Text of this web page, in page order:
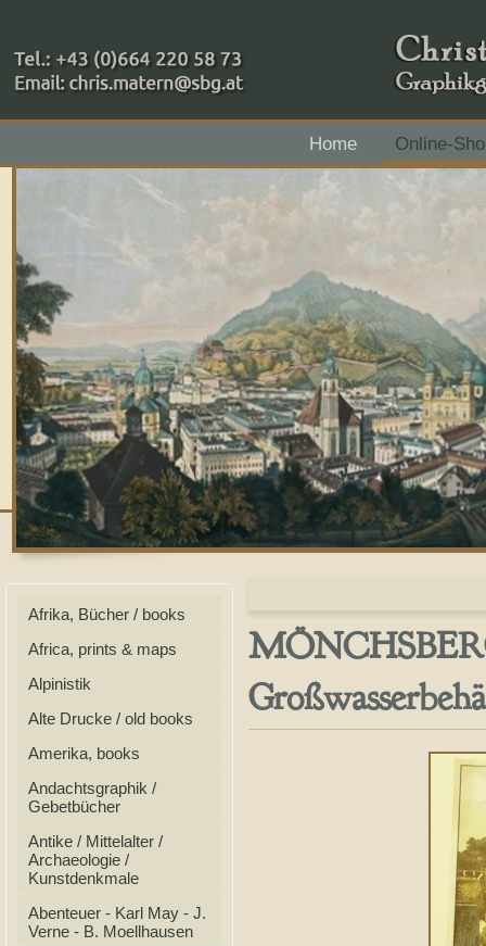
+43 (0)664 220 58 73
Home
Online-
Zahlungsmethoden: RAIBA - Flachgau Mitte - IBAN
Afrika, Bücher / books
Africa, prints & maps
Alpinistik
Alte Drucke / old books
Amerika, books
Andachtsgraphik /
Gebetbücher
Antike / Mittelalter /
Archaeologie /
Kunstdenkmale
Abenteuer - Karl May - J.
Verne - B. Moellhausen